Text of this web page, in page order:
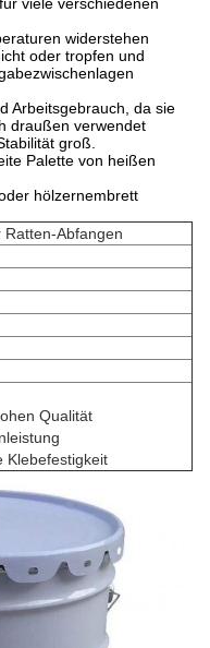
widerstehen
oder tropfen und
Arbeitsgebrauch, da sie
draußen verwendet
groß.
Palette von heißen
hölzernembrett
Abfangen
Qualität
Klebefestigkeit